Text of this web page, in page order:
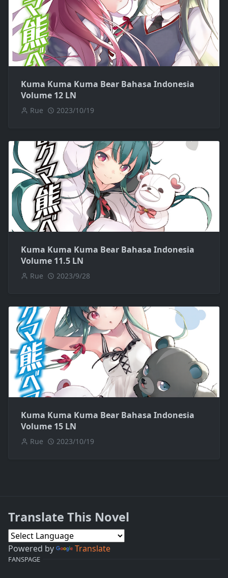
Kuma Kuma Kuma Bear Bahasa Indonesia
Volume 12 LN
Rue 2023/10/19
Kuma Kuma Kuma Bear Bahasa Indonesia
Volume 11.5 LN
Rue 2023/9/28
Kuma Kuma Kuma Bear Bahasa Indonesia
Volume 15 LN
Rue 2023/10/19
Translate This Novel
Powered by Translate
FANSPAGE